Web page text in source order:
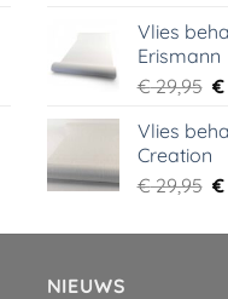
€
Vlies
Erismann
€29,95 €
Vlies
Creation
€29,95 €
NIEUWS